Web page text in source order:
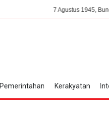
7 Agustus 1945, Bung Karno:
Pemerintahan Kerakyatan